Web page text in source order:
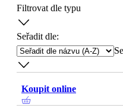
Filtrovat dle typu
Seřadit dle:
Koupit online